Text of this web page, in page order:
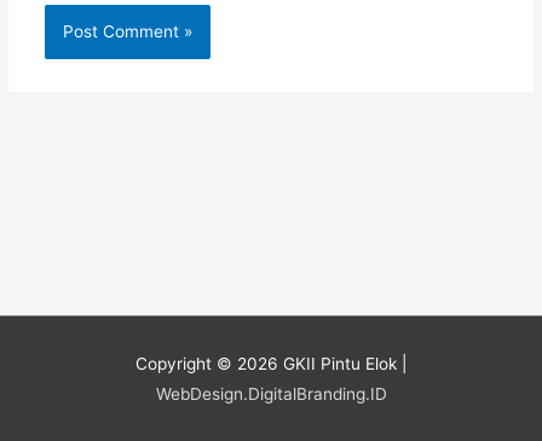
Copyright © 2026 GKII Pintu Elok
WebDesign.DigitalBranding.ID